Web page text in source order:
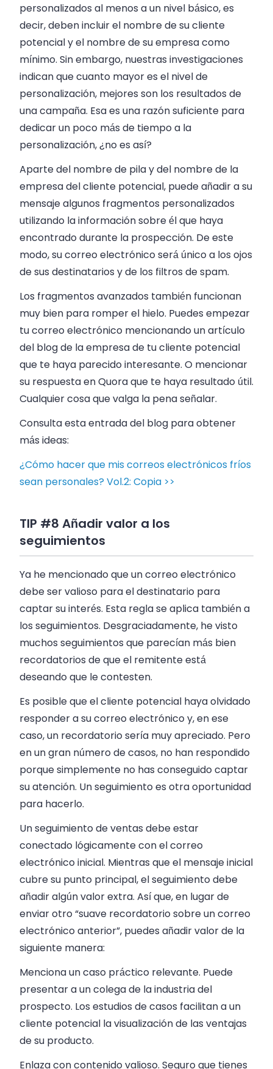
personalizados al menos a un nivel básico, es
decir, deben incluir el nombre de su cliente
potencial y el nombre de su empresa como
mínimo. Sin embargo, nuestras investigaciones
indican que cuanto mayor es el nivel de
personalización, mejores son los resultados de
una campaña. Esa es una razón suficiente para
dedicar un poco más de tiempo a la
personalización, ¿no es así?
Aparte del nombre de pila y del nombre de la
empresa del cliente potencial, puede añadir a su
mensaje algunos fragmentos personalizados
utilizando la información sobre él que haya
encontrado durante la prospección. De este
modo, su correo electrónico será único a los ojos
de sus destinatarios y de los filtros de spam.
Los fragmentos avanzados también funcionan
muy bien para romper el hielo. Puedes empezar
tu correo electrónico mencionando un artículo
del blog de la empresa de tu cliente potencial
que te haya parecido interesante. O mencionar
su respuesta en Quora que te haya resultado útil.
Cualquier cosa que valga la pena señalar.
Consulta esta entrada del blog para obtener
más ideas:
¿Cómo hacer que mis correos electrónicos fríos
sean personales? Vol.2: Copia >>
TIP #8 Añadir valor a los
seguimientos
Ya he mencionado que un correo electrónico
debe ser valioso para el destinatario para
captar su interés. Esta regla se aplica también a
los seguimientos. Desgraciadamente, he visto
muchos seguimientos que parecían más bien
recordatorios de que el remitente está
deseando que le contesten.
Es posible que el cliente potencial haya olvidado
responder a su correo electrónico y, en ese
caso, un recordatorio sería muy apreciado. Pero
en un gran número de casos, no han respondido
porque simplemente no has conseguido captar
su atención. Un seguimiento es otra oportunidad
para hacerlo.
Un seguimiento de ventas debe estar
conectado lógicamente con el correo
electrónico inicial. Mientras que el mensaje inicial
cubre su punto principal, el seguimiento debe
añadir algún valor extra. Así que, en lugar de
enviar otro “suave recordatorio sobre un correo
electrónico anterior”, puedes añadir valor de la
siguiente manera:
Menciona un caso práctico relevante. Puede
presentar a un colega de la industria del
prospecto. Los estudios de casos facilitan a un
cliente potencial la visualización de las ventajas
de su producto.
Enlaza con contenido valioso. Seguro que tienes